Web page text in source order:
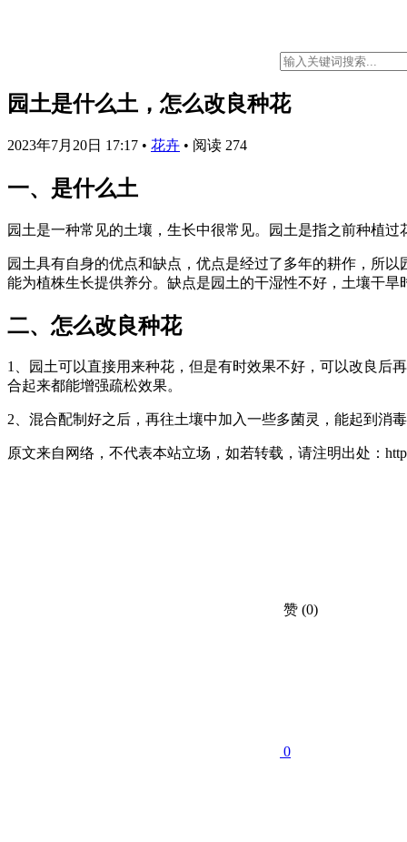
园土是什么土，怎么改良种花
2023年7月20日 17:17 • 花卉 • 阅读 274
一、是什么土
园土是一种常见的土壤，生长中很常见。园土是指之前种植
园土具有自身的优点和缺点，优点是经过了多年的耕作，所
能为植株生长提供养分。缺点是园土的干湿性不好，土壤干
二、怎么改良种花
1、园土可以直接用来种花，但是有时效果不好，可以改良后
合起来都能增强疏松效果。
2、混合配制好之后，再往土壤中加入一些多菌灵，能起到消
原文来自网络，不代表本站立场，如若转载，请注明出处：
赞 (0)
0